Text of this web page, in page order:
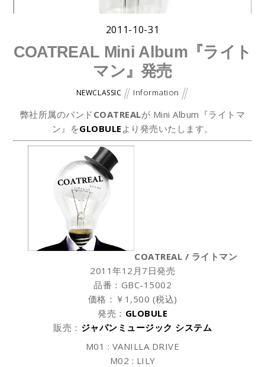
2011-10-31
COATREAL Mini Album『ライト
マン』発売
NEWCLASSIC Information
弊社所属のバンド COATREALが Mini Album『ライトマ
ン』をGLOBULE より発売いたします。
COATREAL / ライトマン
2011年12月7日発売
品番：GBC-15002
価格：￥1,500 (税込)
発売： GLOBULE
販売： ジャパンミュージック システム
M01 : VANILLA DRIVE
M02 : LILY